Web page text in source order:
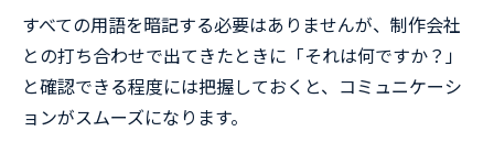
すべての用語を暗記する必要はありませんが、制作会社
との打ち合わせで出てきたときに「それは何ですか？」
と確認できる程度には把握しておくと、コミュニケーシ
ョンがスムーズになります。